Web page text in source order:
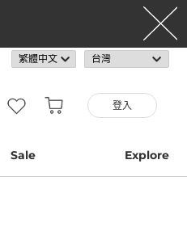
登入
Sale Explore